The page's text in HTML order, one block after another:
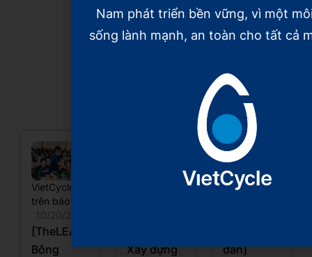
Xem thêm
VietCycle
trên báo chí
10/20/2025
[TheLEADER]
Bông
Xây dựng
VietCycle
dân]
Nam phát triển bền vững, vì một
sống lành mạnh, an toàn cho tất cả